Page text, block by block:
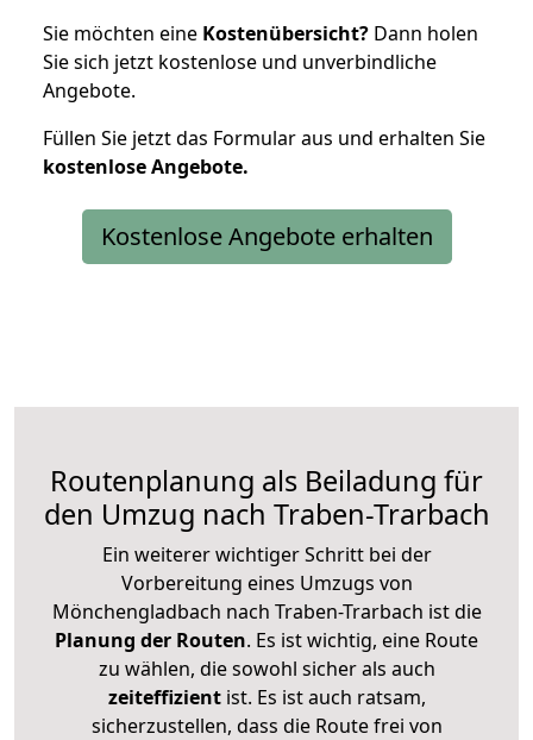
Sie möchten eine Kostenübersicht? Dann holen
Sie sich jetzt kostenlose und unverbindliche
Angebote.
Füllen Sie jetzt das Formular aus und erhalten Sie
kostenloseAngebote.
Kostenlose Angebote erhalten
Routenplanung als Beiladung für
den Umzug nach Traben-Trarbach
Ein weiterer wichtiger Schritt bei der
Vorbereitung eines Umzugs von
Mönchengladbach nach Traben-Trarbach ist die
Planung der Routen. Es ist wichtig, eine Route
zu wählen, die sowohl sicher als auch
zeiteffizientist. Es ist auch ratsam,
sicherzustellen, dass die Route frei von